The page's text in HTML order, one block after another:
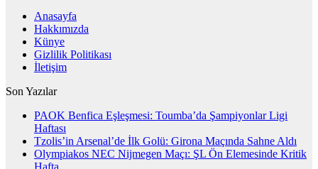
Anasayfa
Hakkımızda
Künye
Gizlilik Politikası
İletişim
Son Yazılar
PAOK Benfica Eşleşmesi: Toumba’da Şampiyonlar Ligi
Haftası
Tzolis’in Arsenal’de İlk Golü: Girona Maçında Sahne Aldı
Olympiakos NEC Nijmegen Maçı: ŞL Ön Elemesinde Kritik